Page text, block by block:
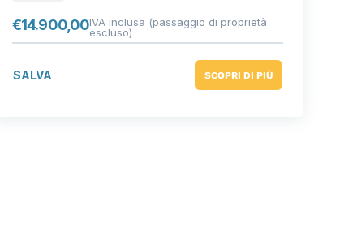
€14.900,00IVA inclusa (passaggio di proprietà
escluso)
SALVA SCOPRI DI PIÙ